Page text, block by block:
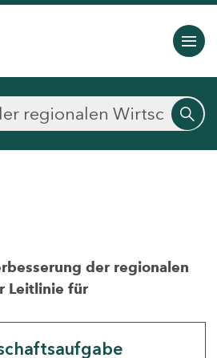
der regionalen
Leitlinie für